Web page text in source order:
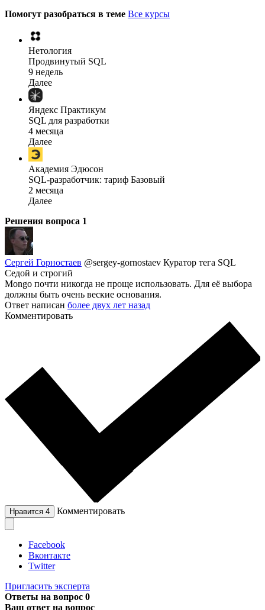
Помогут разобраться в теме Все курсы
Нетология
Продвинутый SQL
9 недель
Далее
Яндекс Практикум
SQL для разработки
4 месяца
Далее
Академия Эдюсон
SQL-разработчик: тариф Базовый
2 месяца
Далее
Решения вопроса 1
Сергей Горностаев @sergey-gornostaev Куратор тега SQL
Седой и строгий
Mongo почти никогда не проще использовать. Для её выбора
должны быть очень веские основания.
Ответ написан более двух лет назад
Комментировать
Нравится 4 Комментировать
Facebook
Вконтакте
Twitter
Пригласить эксперта
Ответы на вопрос 0
Ваш ответ на вопрос